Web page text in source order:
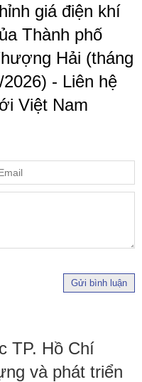
giá điện khí
Thành phố
Hải (tháng
2026) - Liên hệ
Việt Nam
Gửi bình luận
TP. Hồ Chí
và phát triển